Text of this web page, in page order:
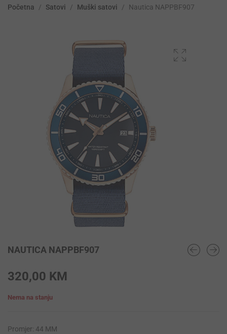
Početna / Satovi / Muški satovi / Nautica NAPPBF907
NAUTICA NAPPBF907
320,00 KM
Nema na stanju
Promjer: 44 MM